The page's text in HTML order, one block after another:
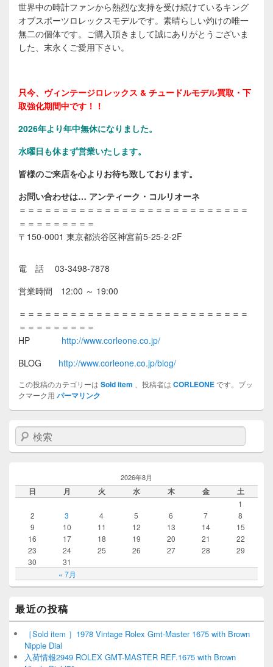
世界中の時計ファンから熱烈な支持を受け続けているキング
オブスポーツロレックスモデルです。素晴らしい灼けの唯一
無二の個体です。ご購入頂きまして誠にありがとうございま
した、末永くご愛用下さい。
只今、ヴィンテージロレックス & チュードルモデル買取・下
取強化期間中です！！
2026年より年中無休になりました。
水曜日も休まず営業いたします。
皆様のご来店を心よりお待ち致しております。
お問い合わせは… アンティーク・コルリオーネ
＝＝＝＝＝＝＝＝＝＝＝＝＝＝＝＝＝＝＝＝＝＝＝＝＝＝＝
＝＝＝＝＝＝＝＝＝
〒150-0001 東京都渋谷区神宮前5-25-2-2F
電 話 03-3498-7878
営業時間 12:00 ～ 19:00
＝＝＝＝＝＝＝＝＝＝＝＝＝＝＝＝＝＝＝＝＝＝＝＝＝＝＝
＝＝＝＝＝＝＝＝＝
HP
http://www.corleone.co.jp/
BLOG http://www.corleone.co.jp/blog/
この投稿のカテゴリーは Sold item 、投稿者は CORLEONEです。ブッ
クマーク用 パーマリンク
検索
2026年8月
日 月 火 水 木 金 土
« 7月
1
2
3 4 5 6 7
8
9
10 11 12 13 14
15
16
17 18 19 20 21
22
23
24 25 26 27 28
29
30
31
最近の投稿
［Sold item ］1978 Vintage Rolex Gmt-Master 1675 with Brown
Nipple Dial
入荷情報2949 ROLEX GMT-MASTER REF.1675 with Brown